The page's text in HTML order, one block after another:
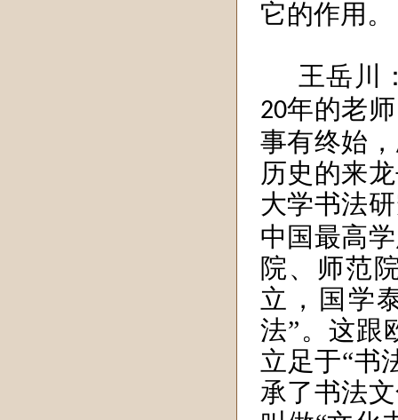
它的作用。
王岳川
20年的老
事有终始
历史的来
大学书法
中国最高
院、师范
立，国学
法”。这跟
立足于“书
承了书法